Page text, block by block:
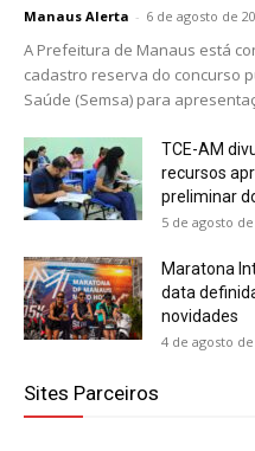
Manaus Alerta - 6 de agosto de
A Prefeitura de Manaus está
cadastro reserva do concurso
Saúde (Semsa) para
TCE-AM
recursos
preliminar
5 de agosto
Maratona
data
novidades
4 de agosto de
Sites Parceiros